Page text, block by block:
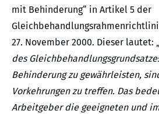
mit Behinderung“ in Artikel 5 der
27. November 2000. Dieser lautet: „
des
Behinderung zu gewährleisten,
Vorkehrungen zu treffen. Das
Arbeitgeber die geeigneten und